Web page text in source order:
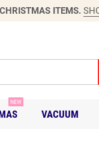
ITEMS.
NEW
VACUUM